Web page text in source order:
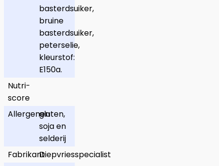
basterdsuiker,
bruine
basterdsuiker,
peterselie,
kleurstof:
E150a.
Nutri-
score
Allergenengluten,
soja en
selderij
FabrikantDiepvriesspecialist